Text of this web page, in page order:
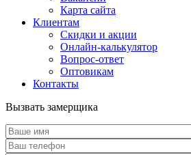
Карта сайта
Клиентам
Скидки и акции
Онлайн-калькулятор
Вопрос-ответ
Оптовикам
Контакты
Вызвать замерщика